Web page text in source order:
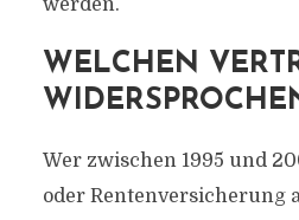
werden.
WELCHEN
Wer zwischen 1995 und
oder Rentenversicherung